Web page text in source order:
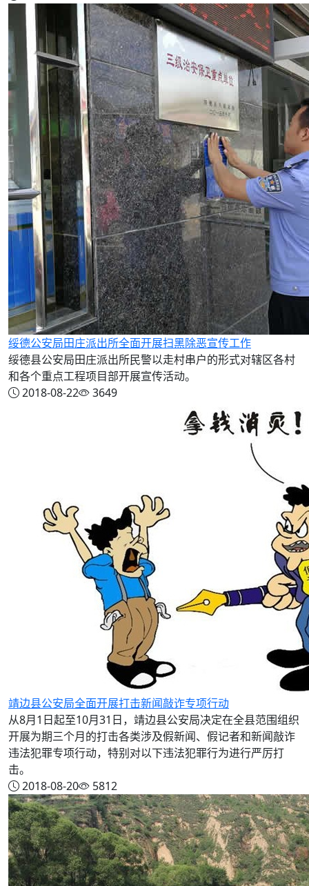
绥德公安局田庄派出所全面开展扫黑除恶宣传工作
绥德县公安局田庄派出所民警以走村串户的形式对辖区各村
和各个重点工程项目部开展宣传活动。
2018-08-22
3649
靖边县公安局全面开展打击新闻敲诈专项行动
从8月1日起至10月31日，靖边县公安局决定在全县范围组织
开展为期三个月的打击各类涉及假新闻、假记者和新闻敲诈
违法犯罪专项行动，特别对以下违法犯罪行为进行严厉打
击。
2018-08-20
5812